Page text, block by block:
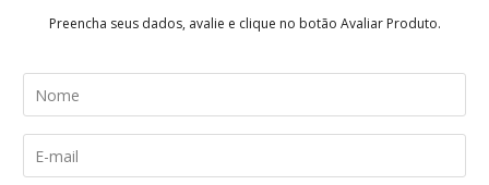
Preencha seus dados, avalie e clique no botão Avaliar Produto.